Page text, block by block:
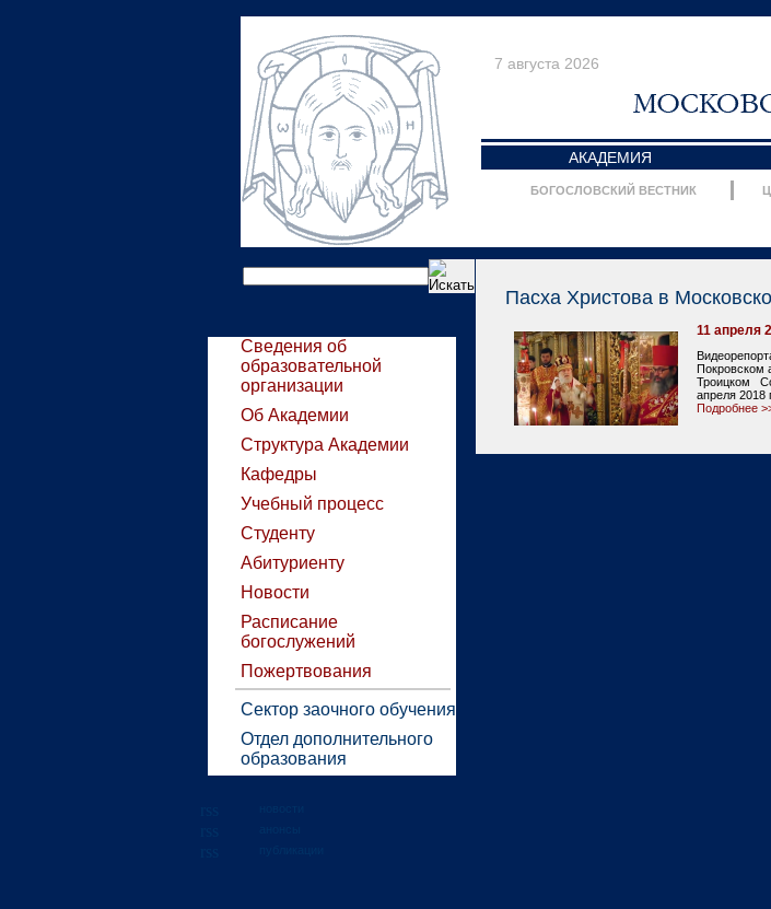
7 августа 2026
АКАДЕМИЯ
БОГОСЛОВСКИЙ ВЕСТНИК
Сведения об
образовательной
организации
Об Академии
Структура Академии
Кафедры
Учебный процесс
Студенту
Абитуриенту
Новости
Расписание
богослужений
Пожертвования
Сектор заочного обучения
Отдел дополнительного
образования
Пасха Христова в
11 апреля
Покровском
Троицком
апреля 2018
Подробнее